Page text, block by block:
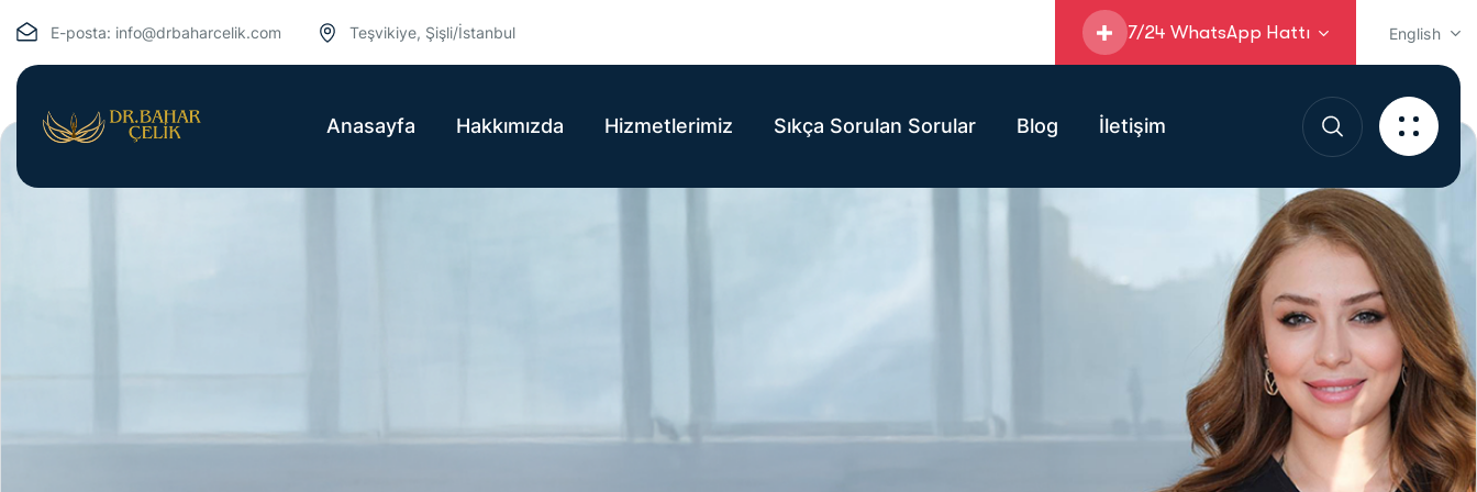
E-posta: info@drbaharcelik.com Teşvikiye, Şişli/İstanbul 7/24 WhatsApp Hattı English
Anasayfa Hakkımızda Hizmetlerimiz Sıkça Sorulan Sorular Blog İletişim